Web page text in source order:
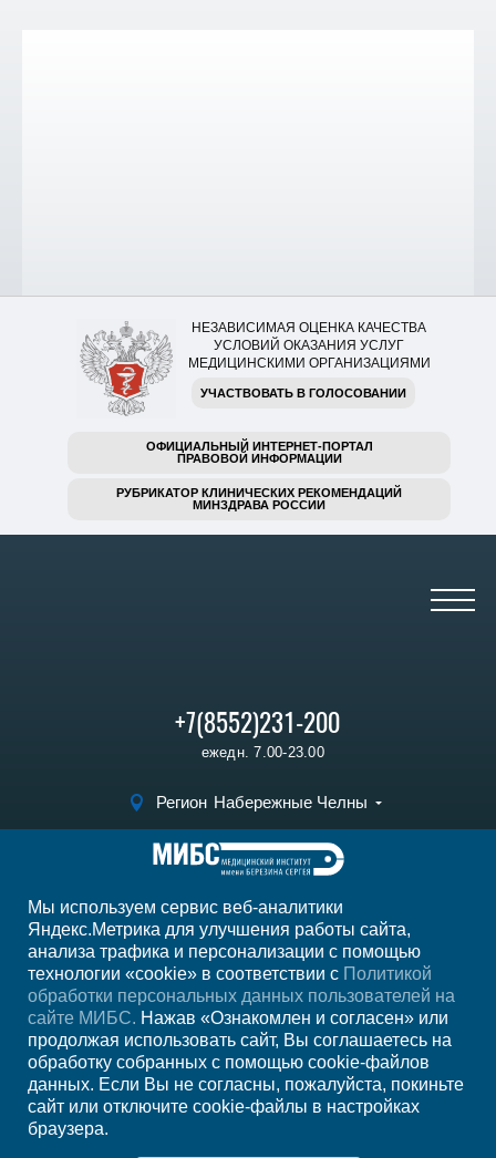
НЕЗАВИСИМАЯ ОЦЕНКА КАЧЕСТВА
УСЛОВИЙ ОКАЗАНИЯ УСЛУГ
МЕДИЦИНСКИМИ ОРГАНИЗАЦИЯМИ
УЧАСТВОВАТЬ В ГОЛОСОВАНИИ
ОФИЦИАЛЬНЫЙ ИНТЕРНЕТ-ПОРТАЛ
ПРАВОВОЙ ИНФОРМАЦИИ
РУБРИКАТОР КЛИНИЧЕСКИХ РЕКОМЕНДАЦИЙ
МИНЗДРАВА РОССИИ
+7(8552)231-200
ежедн. 7.00-23.00
Регион Набережные Челны
Записаться на прием
Мы в социальных сетях
Мы используем сервис веб-аналитики
Яндекс.Метрика для улучшения работы сайта,
анализа трафика и персонализации с помощью
технологии «cookie» в соответствии с Политикой
обработки персональных данных пользователей на
сайте МИБС. Нажав «Ознакомлен и согласен» или
продолжая использовать сайт, Вы соглашаетесь на
обработку собранных с помощью cookie-файлов
данных. Если Вы не согласны, пожалуйста, покиньте
сайт или отключите cookie-файлы в настройках
браузера.